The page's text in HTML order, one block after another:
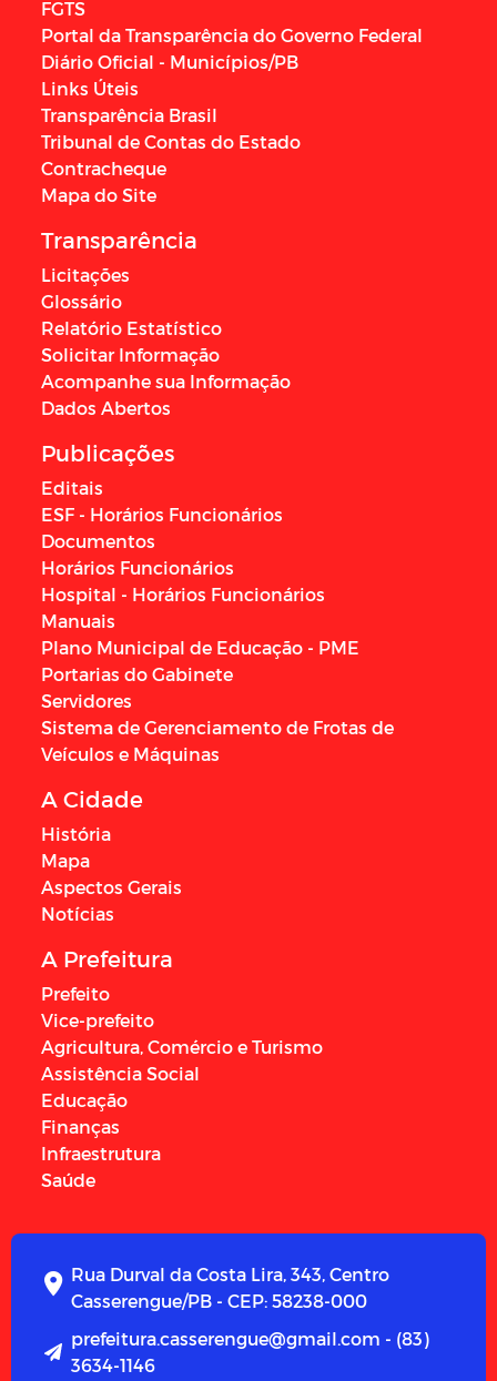
FGTS
Portal da Transparência do Governo Federal
Diário Oficial - Municípios/PB
Links Úteis
Transparência Brasil
Tribunal de Contas do Estado
Contracheque
Mapa do Site
Transparência
Licitações
Glossário
Relatório Estatístico
Solicitar Informação
Acompanhe sua Informação
Dados Abertos
Publicações
Editais
ESF - Horários Funcionários
Documentos
Horários Funcionários
Hospital - Horários Funcionários
Manuais
Plano Municipal de Educação - PME
Portarias do Gabinete
Servidores
Sistema de Gerenciamento de Frotas de
Veículos e Máquinas
A Cidade
História
Mapa
Aspectos Gerais
Notícias
A Prefeitura
Prefeito
Vice-prefeito
Agricultura, Comércio e Turismo
Assistência Social
Educação
Finanças
Infraestrutura
Saúde
Rua Durval da Costa Lira, 343, Centro
Casserengue/PB - CEP: 58238-000
prefeitura.casserengue@gmail.com - (83)
3634-1146